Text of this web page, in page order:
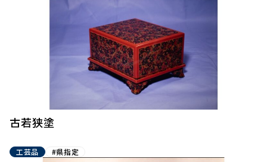
古若狭塗
工芸品 #県指定